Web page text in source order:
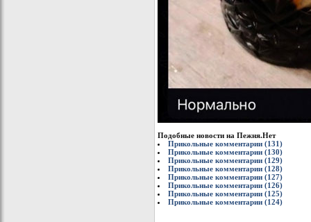
Подобные новости на Пежня.Нет
Прикольные комментарии (131)
Прикольные комментарии (130)
Прикольные комментарии (129)
Прикольные комментарии (128)
Прикольные комментарии (127)
Прикольные комментарии (126)
Прикольные комментарии (125)
Прикольные комментарии (124)